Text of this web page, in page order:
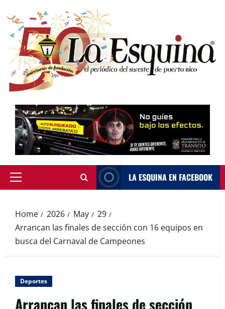
to
content
Primary
LA ESQUINA EN FACEBOOK
Home 2026 May
29
Arrancan las finales de sección con 16 equipos en
busca del Carnaval de Campeones
Deportes
Arrancan las finales de sección